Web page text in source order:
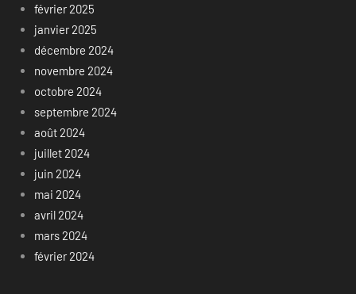
février 2025
janvier 2025
décembre 2024
novembre 2024
octobre 2024
septembre 2024
août 2024
juillet 2024
juin 2024
mai 2024
avril 2024
mars 2024
février 2024